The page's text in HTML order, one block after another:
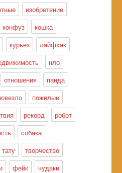
изобретение
конфуз
кошка
курьез
лайфхак
нло
отношения
панда
пожилые
рекорд
робот
собака
тату
творчество
фейк
чудаки